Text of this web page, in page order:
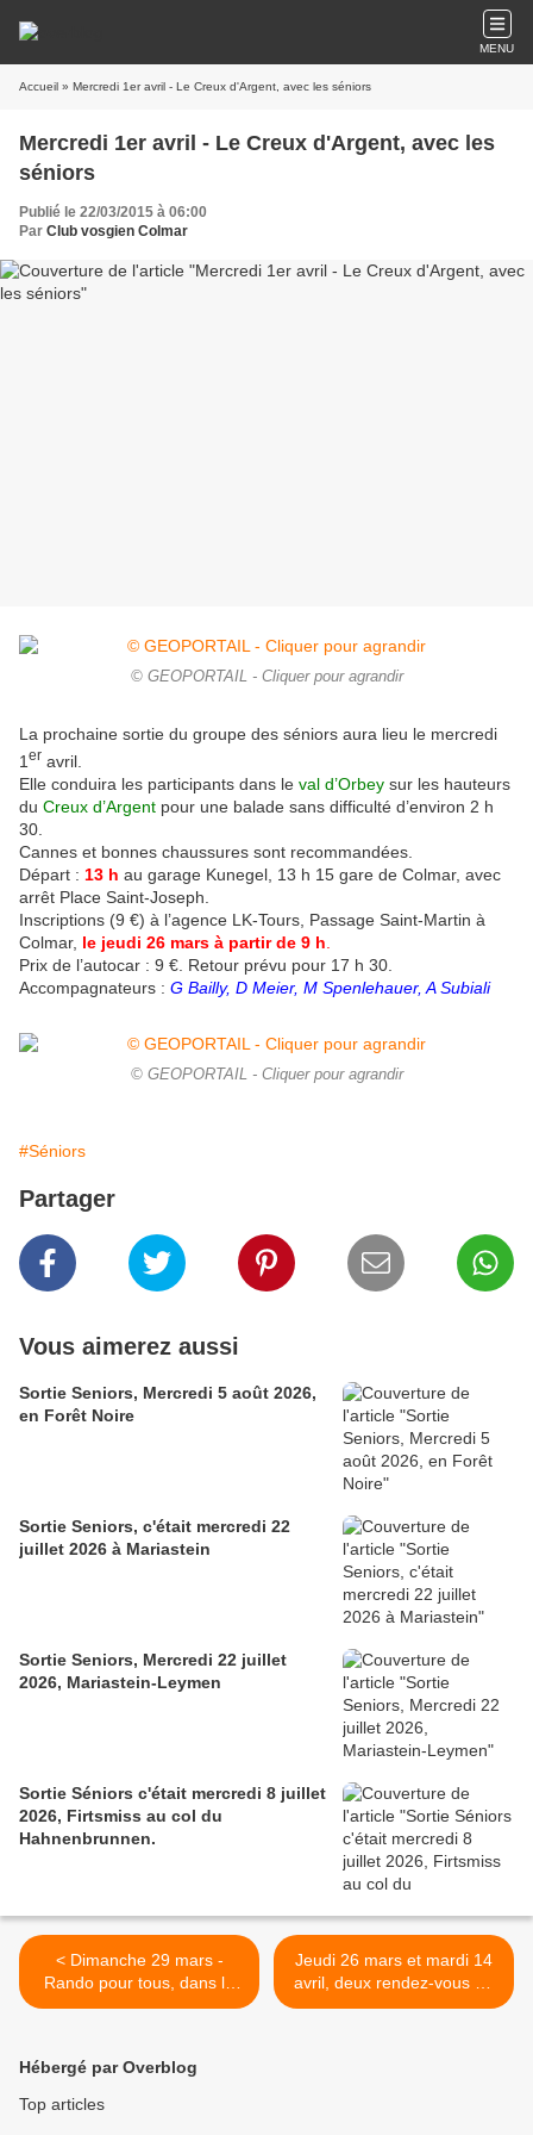
MENU
Accueil » Mercredi 1er avril - Le Creux d'Argent, avec les séniors
Mercredi 1er avril - Le Creux d'Argent, avec les
séniors
Publié le 22/03/2015 à 06:00
Par Club vosgien Colmar
© GEOPORTAIL - Cliquer pour agrandir
La prochaine sortie du groupe des séniors aura lieu le mercredi
1 er avril.
Elle conduira les participants dans le val d’Orbey sur les hauteurs
du Creux d’Argent pour une balade sans difficulté d’environ 2 h
30.
Cannes et bonnes chaussures sont recommandées.
Départ : 13 h au garage Kunegel, 13 h 15 gare de Colmar, avec
arrêt Place Saint-Joseph.
Inscriptions (9 €) à l’agence LK-Tours, Passage Saint-Martin à
Colmar, le jeudi 26 mars à partir de 9 h
Prix de l’autocar : 9 €. Retour prévu pour 17 h 30.
Accompagnateurs : G Bailly, D Meier, M Spenlehauer, A Subiali
© GEOPORTAIL - Cliquer pour agrandir
#Séniors
Partager
Vous aimerez aussi
Sortie Seniors, Mercredi 5 août 2026,
en Forêt Noire
Sortie Seniors, c'était mercredi 22
juillet 2026 à Mariastein
Sortie Seniors, Mercredi 22 juillet
2026, Mariastein-Leymen
Sortie Séniors c'était mercredi 8 juillet
2026, Firtsmiss au col du
Hahnenbrunnen.
< Dimanche 29 mars -
Rando pour tous, dans le
massif du Hohlandsbourg
Jeudi 26 mars et mardi 14
avril, deux rendez-vous au
Muséum d'histoire naturelle
Hébergé par Overblog
Top articles